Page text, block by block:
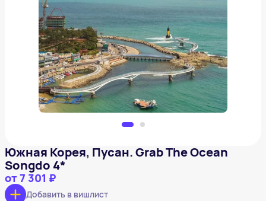
Южная Корея, Пусан. Grab The Ocean Songdo 4*
от 7 301 ₽
Добавить в вишлист
Южная Корея, Пусан. Grab The Ocean
Songdo 4*
от7 301 ₽
Добавить в вишлист